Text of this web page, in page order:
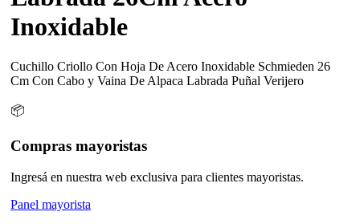
Inoxidable
Cuchillo Criollo Con Hoja De Acero Inoxidable Schmieden 26
Cm Con Cabo y Vaina De Alpaca Labrada Puñal Verijero
📦
Compras mayoristas
Ingresá en nuestra web exclusiva para clientes mayoristas.
Panel mayorista